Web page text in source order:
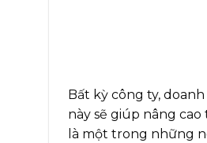
Bất kỳ công ty,
này sẽ giúp nâng
là một trong những